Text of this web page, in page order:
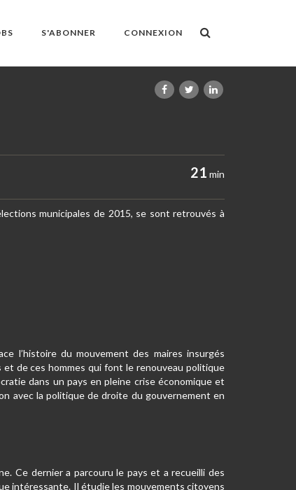
S'ABONNER CONNEXION
21 min
municipales de 2015, se sont retrouvés à
l’histoire du mouvement des maires insurgés
de ces hommes qui font le renouveau politique
dans un pays en pleine crise économique et
avec la politique de droite du gouvernement en
Ce dernier a parcouru le pays et a recueilli des
intéressante. Il étudie les mouvements citoyens